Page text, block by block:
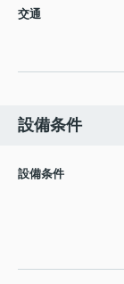
交通
設備条件
設備条件